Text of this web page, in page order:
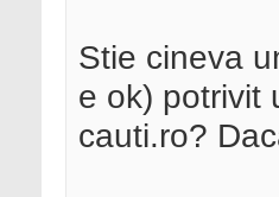
Stie cineva
e ok) potrivit
cauti.ro?